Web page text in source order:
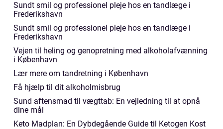
Sundt smil og professionel pleje hos en tandlæge i
Frederikshavn
Sundt smil og professionel pleje hos en tandlæge i
Frederikshavn
Vejen til heling og genopretning med alkoholafvænning
i København
Lær mere om tandretning i København
Få hjælp til dit alkoholmisbrug
Sund aftensmad til vægttab: En vejledning til at opnå
dine mål
Keto Madplan: En Dybdegående Guide til Ketogen Kost